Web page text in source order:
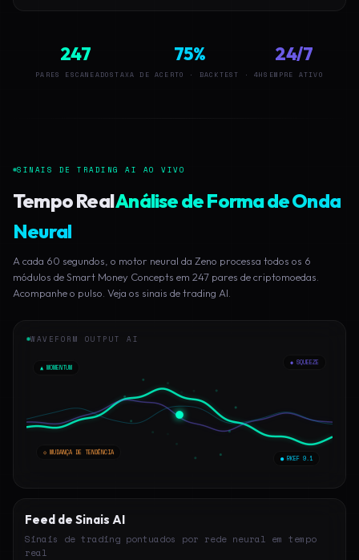
247
PARES ESCANEADOS
75%
TAXA DE ACERTO · BACKTEST · 4H
24/7
SEMPRE ATIVO
SINAIS DE TRADING AI AO VIVO
Tempo RealAnálise de Forma de Onda
Neural
A cada 60 segundos, o motor neural da Zeno processa todos os 6
módulos de Smart Money Concepts em 247 pares de criptomoedas.
Acompanhe o pulso. Veja os sinais de trading AI.
WAVEFORM OUTPUT AI
▲ MOMENTUM ◆ SQUEEZE
● RKEF 9.1
◇ MUDANÇA DE TENDÊNCIA
Feed de Sinais AI
Sinais de trading pontuados por rede neural em tempo
real